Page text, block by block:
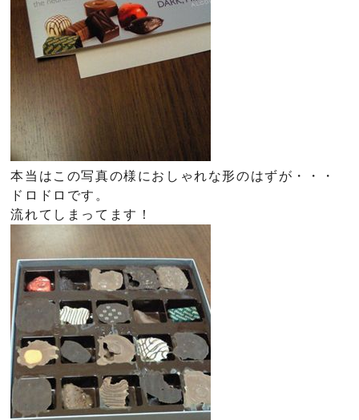
本当はこの写真の様におしゃれな形のはずが・・・
ドロドロです。
流れてしまってます！